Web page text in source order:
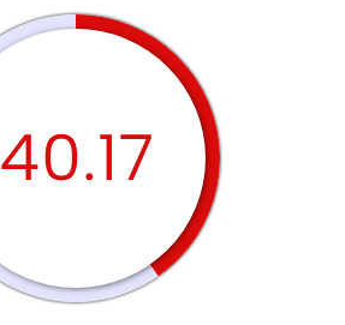
40.17